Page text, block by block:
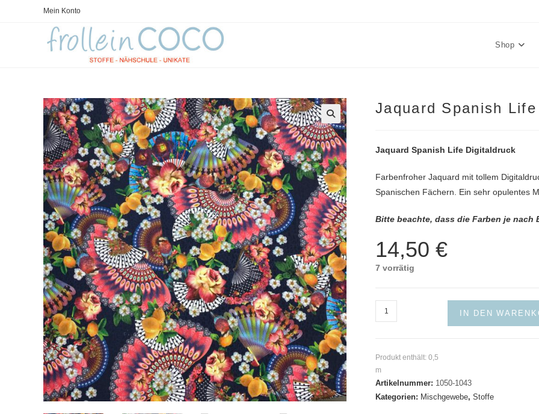
Mein Konto
Shop
🔍
Jaquard Spanish
Jaquard Spanish Life Digitaldruck
Farbenfroher Jaquard mit tollem
Spanischen Fächern. Ein sehr opulentes
Bitte beachte, dass die Farben je
14,50 €
7 vorrätig
Jaquard
Spanish
Menge
IN DEN
Produkt enthält: 0,5
m
Artikelnummer: 1050-1043
Kategorien: Mischgewebe, Stoffe